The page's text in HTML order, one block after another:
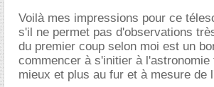
Voilà mes impressions pour ce
s'il ne permet pas d'observations
du premier coup selon moi est un
commencer à s'initier à l'astronomie
mieux et plus au fur et à mesure de